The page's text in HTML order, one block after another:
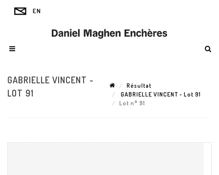
GABRIELLE VINCENT -
LOT 91
Résultat
GABRIELLE VINCENT - Lot 91
Lot n° 91